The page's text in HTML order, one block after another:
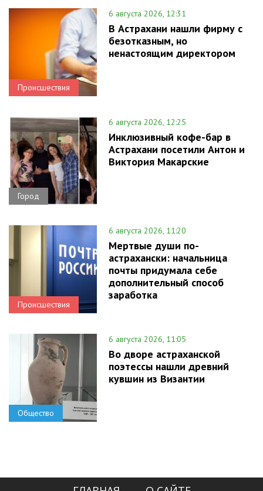
Происшествия
6 августа 2026, 12:31
В Астрахани нашли фирму с
безотказным, но
ненастоящим директором
Город
6 августа 2026, 12:25
Инклюзивный кофе-бар в
Астрахани посетили Антон и
Виктория Макарские
Происшествия
6 августа 2026, 11:20
Мертвые души по-
астрахански: начальница
почты придумала себе
дополнительный способ
заработка
Общество
6 августа 2026, 11:05
Во дворе астраханской
поэтессы нашли древний
кувшин из Византии